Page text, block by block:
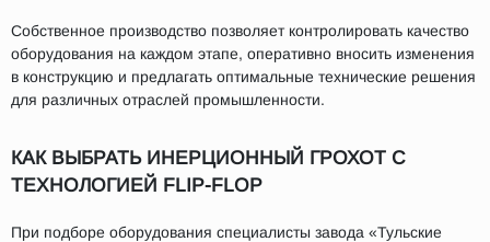
Собственное производство позволяет контролировать качество
оборудования на каждом этапе, оперативно вносить изменения
в конструкцию и предлагать оптимальные технические решения
для различных отраслей промышленности.
КАК ВЫБРАТЬ ИНЕРЦИОННЫЙ ГРОХОТ С
ТЕХНОЛОГИЕЙ FLIP-FLOP
При подборе оборудования специалисты завода «Тульские